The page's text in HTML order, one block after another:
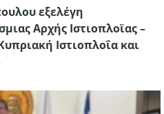
εξελέγη
Αρχής Ιστιοπλοϊας –
Ιστιοπλοΐα και